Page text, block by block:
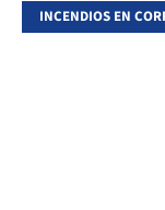
INCENDIOS EN